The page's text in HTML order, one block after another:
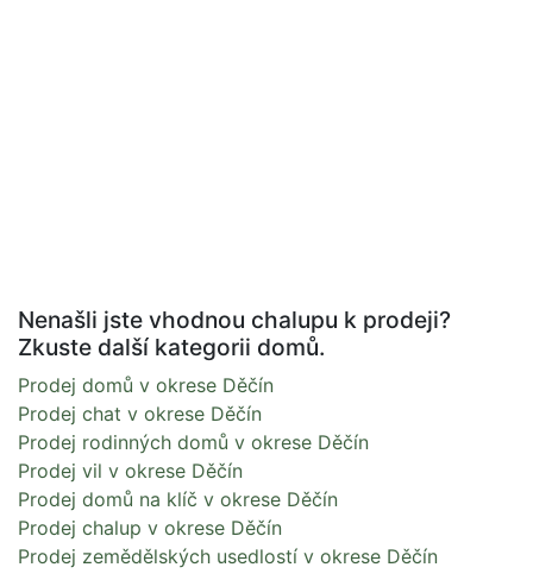
Nenašli jste vhodnou chalupu k prodeji?
Zkuste další kategorii domů.
Prodej domů v okrese Děčín
Prodej chat v okrese Děčín
Prodej rodinných domů v okrese Děčín
Prodej vil v okrese Děčín
Prodej domů na klíč v okrese Děčín
Prodej chalup v okrese Děčín
Prodej zemědělských usedlostí v okrese Děčín